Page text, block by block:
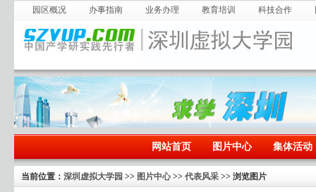
园区概况 办事指南 业务办理 教育培训 科技合作
网站首页 图片中心 集体活动
当前位置： 深圳虚拟大学园 >> 图片中心>> 代表风采 >> 浏览图片